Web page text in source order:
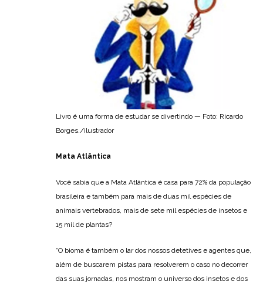
Livro é uma forma de estudar se divertindo — Foto: Ricardo
Borges./ilustrador
Mata Atlântica
Você sabia que a Mata Atlântica é casa para 72% da população
brasileira e também para mais de duas mil espécies de
animais vertebrados, mais de sete mil espécies de insetos e
15 mil de plantas?
“O bioma é também o lar dos nossos detetives e agentes que,
além de buscarem pistas para resolverem o caso no decorrer
das suas jornadas, nos mostram o universo dos insetos e dos